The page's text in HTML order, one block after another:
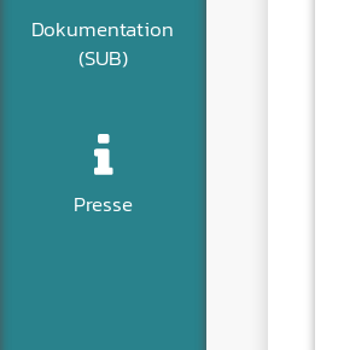
Dokumentation
(SUB)
Presse